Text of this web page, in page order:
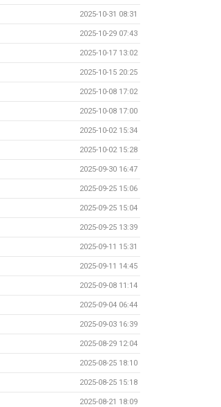
2025-10-31 08:31
2025-10-29 07:43
2025-10-17 13:02
2025-10-15 20:25
2025-10-08 17:02
2025-10-08 17:00
2025-10-02 15:34
2025-10-02 15:28
2025-09-30 16:47
2025-09-25 15:06
2025-09-25 15:04
2025-09-25 13:39
2025-09-11 15:31
2025-09-11 14:45
2025-09-08 11:14
2025-09-04 06:44
2025-09-03 16:39
2025-08-29 12:04
2025-08-25 18:10
2025-08-25 15:18
2025-08-21 18:09